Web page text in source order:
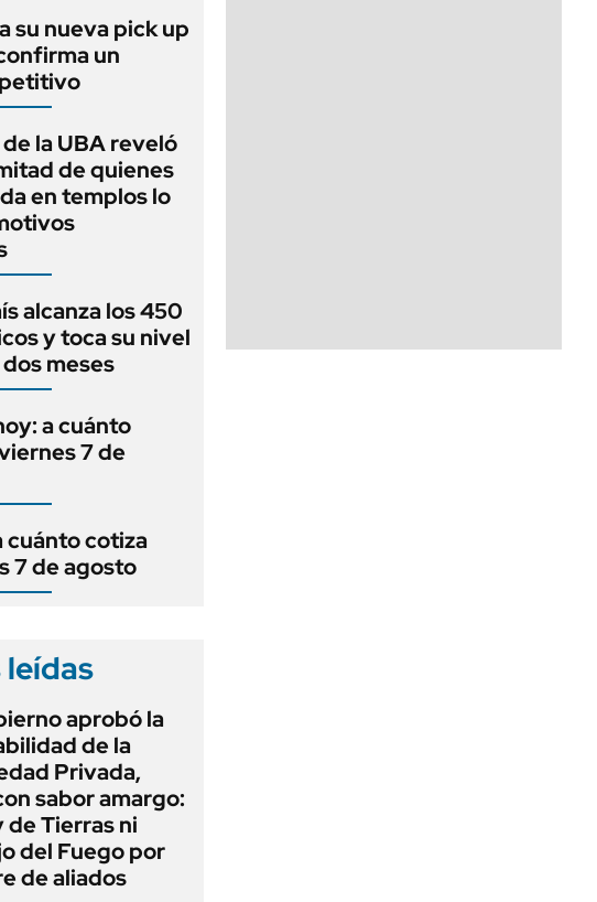
su nueva pick up
un
la UBA reveló
de quienes
en templos lo
alcanza los 450
y toca su nivel
meses
a cuánto
7 de
cuánto cotiza
7 de agosto
leídas
aprobó la
de la
Privada,
sabor amargo:
de Tierras ni
del Fuego por
de aliados